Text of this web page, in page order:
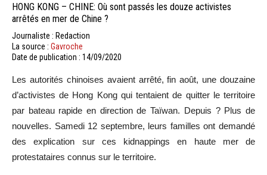
HONG KONG – CHINE: Où sont passés les douze activistes
arrêtés en mer de Chine ?
Journaliste : Redaction
La source : Gavroche
Date de publication : 14/09/2020
Les autorités chinoises avaient arrêté, fin août, une douzaine
d’activistes de Hong Kong qui tentaient de quitter le territoire
par bateau rapide en direction de Taïwan. Depuis ? Plus de
nouvelles. Samedi 12 septembre, leurs familles ont demandé
des explication sur ces kidnappings en haute mer de
protestataires connus sur le territoire.